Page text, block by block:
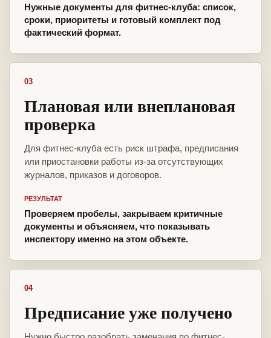
Нужные документы для фитнес-клуба: список,
сроки, приоритеты и готовый комплект под
фактический формат.
03
Плановая или внеплановая
проверка
Для фитнес-клуба есть риск штрафа, предписания
или приостановки работы из-за отсутствующих
журналов, приказов и договоров.
РЕЗУЛЬТАТ
Проверяем пробелы, закрываем критичные
документы и объясняем, что показывать
инспектору именно на этом объекте.
04
Предписание уже получено